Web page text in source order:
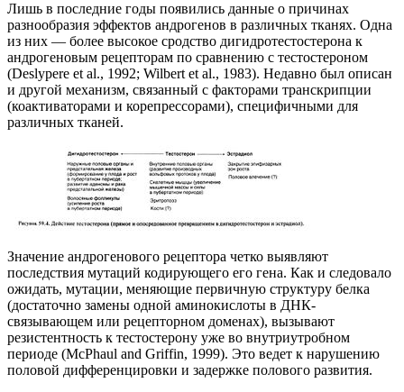
Лишь в последние годы появились данные о причинах
разнообразия эффектов андрогенов в различных тканях. Одна
из них — более высокое сродство дигидротестостерона к
андрогеновым рецепторам по сравнению с тестостероном
(Deslypere et al., 1992; Wilbert et al., 1983). Недавно был описан
и другой механизм, связанный с факторами транскрипции
(коактиваторами и корепрессорами), специфичными для
различных тканей.
Значение андрогенового рецептора четко выявляют
последствия мутаций кодирующего его гена. Как и следовало
ожидать, мутации, меняющие первичную структуру белка
(достаточно замены одной аминокислоты в ДНК-
связывающем или рецепторном доменах), вызывают
резистентность к тестостерону уже во внутриутробном
периоде (McPhaul and Griffin, 1999). Это ведет к нарушению
половой дифференцировки и задержке полового развития.